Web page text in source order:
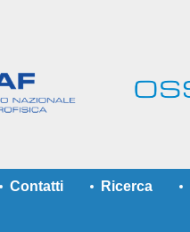
Contatti Ricerca